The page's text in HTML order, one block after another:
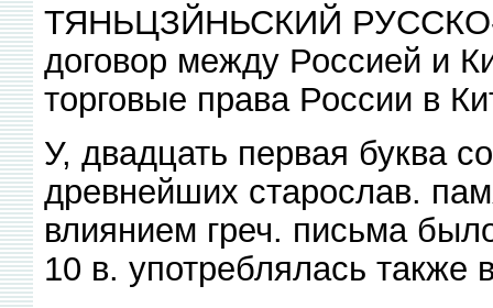
ТЯНЬЦЗЙНЬСКИЙ
договор между Россией и
торговые права России в
У, двадцать первая буква
древнейших старослав.
влиянием греч. письма
10 в. употреблялась также